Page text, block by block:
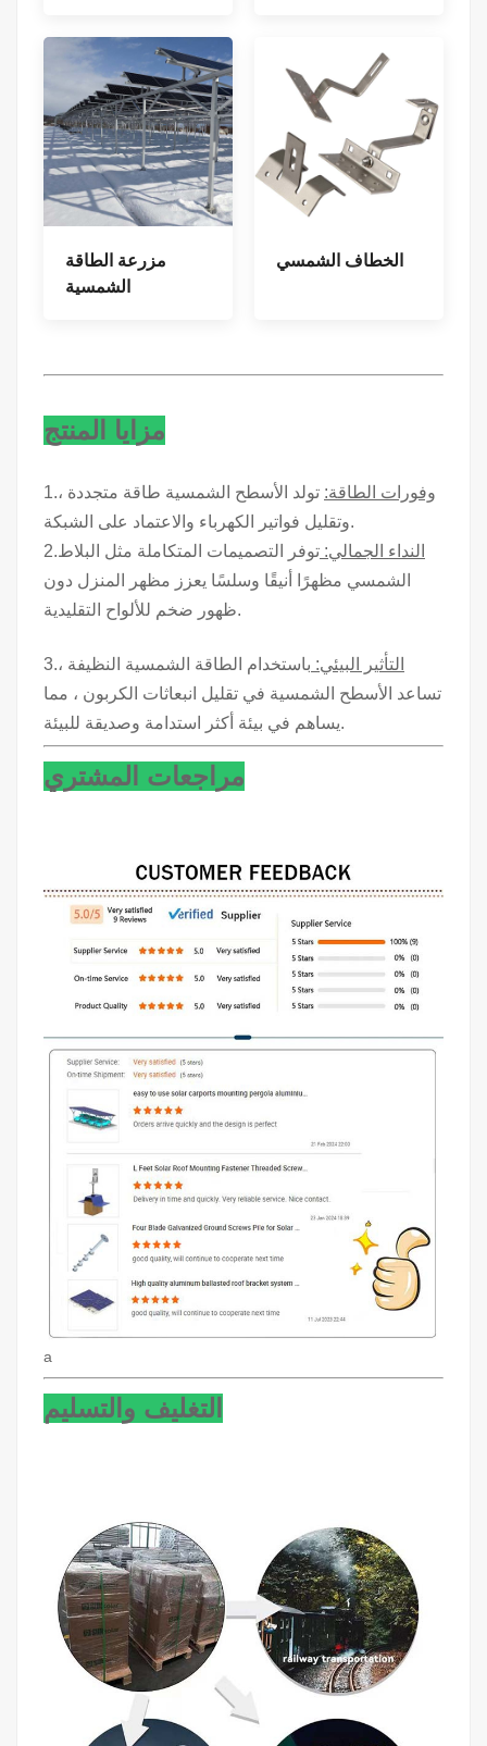
مزرعة الطاقة
الشمسية
الخطاف الشمسي
مزايا المنتج
1. وفورات الطاقة: تولد الأسطح الشمسية طاقة متجددة ،
وتقليل فواتير الكهرباء والاعتماد على الشبكة.
2.
النداء الجمالي: توفر التصميمات المتكاملة مثل البلاط
الشمسي مظهرًا أنيقًا وسلسًا يعزز مظهر المنزل دون
ظهور ضخم للألواح التقليدية.
3. التأثير البيئي: باستخدام الطاقة الشمسية النظيفة ،
تساعد الأسطح الشمسية في تقليل انبعاثات الكربون ، مما
يساهم في بيئة أكثر استدامة وصديقة للبيئة.
مراجعات المشتري
a
التغليف والتسليم